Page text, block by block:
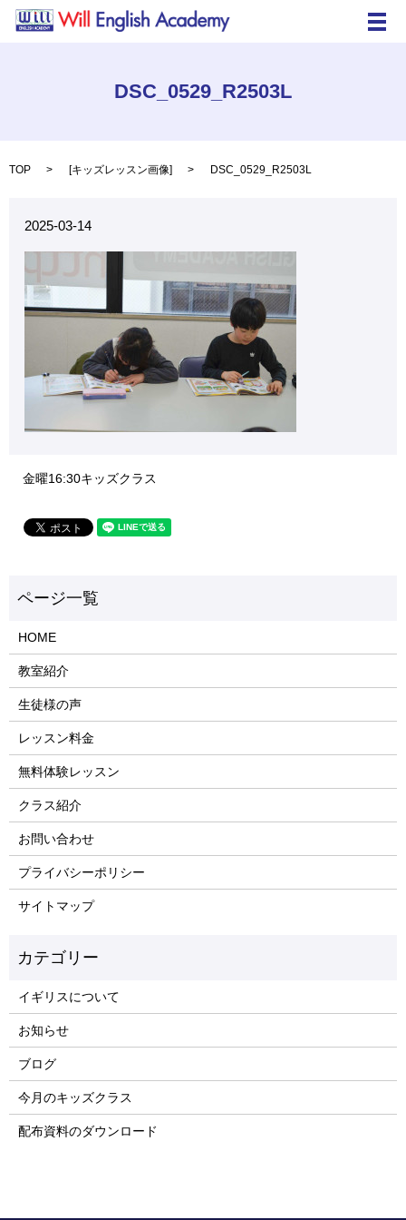
メ
DSC_0529_R2503L
TOP [キッズレッスン画像] DSC_0529_R2503L
2025-03-14
金曜16:30キッズクラス
HOME
教室紹介
生徒様の声
レッスン料金
無料体験レッスン
クラス紹介
お問い合わせ
プライバシーポリシー
サイトマップ
イギリスについて
お知らせ
ブログ
今月のキッズクラス
配布資料のダウンロード